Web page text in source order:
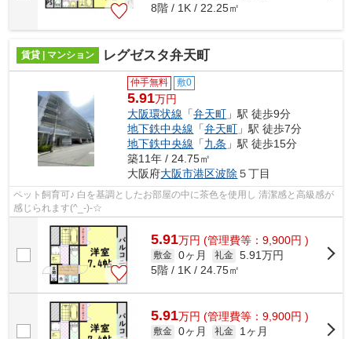
8階 / 1K / 22.25㎡
賃貸 | マンション レグゼスタ弁天町
仲手無料 敷0
5.91万円
大阪環状線 「弁天町 」駅 徒歩9分
地下鉄中央線 「弁天町 」駅 徒歩7分
地下鉄中央線 「九条 」駅 徒歩15分
築11年 / 24.75㎡
大阪府大阪市港区波除 ５丁目
ペット飼育可♪ 白を基調としたお部屋の中に茶色を使用し 清潔感と高級感が
感じられます(^_-)-☆
5.91万円 (管理費等：9,900円 )
敷金 0ヶ月 礼金 5.91万円
5階 / 1K / 24.75㎡
5.91万円 (管理費等：9,900円 )
敷金 0ヶ月 礼金
1ヶ月